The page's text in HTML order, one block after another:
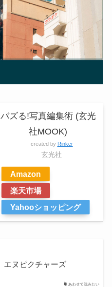
バズる!写真編集術 (玄光
社MOOK)
created by Rinker
玄光社
Amazon
楽天市場
Yahooショッピング
あわせて読みたい
エヌピクチャーズ